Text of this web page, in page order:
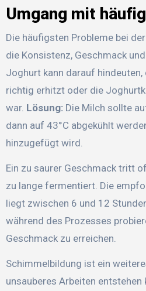
Umgang mit
Die häufigsten Probleme bei
die Konsistenz, Geschmack
Joghurt kann darauf
richtig erhitzt oder die
war. Lösung:Die Milch sollte
dann auf 43°C abgekühlt
hinzugefügt wird.
Ein zu saurer Geschmack tritt
zu lange fermentiert. Die
liegt zwischen 6 und 12
während des Prozesses
Geschmack zu erreichen.
Schimmelbildung ist ein
unsauberes Arbeiten entstehen